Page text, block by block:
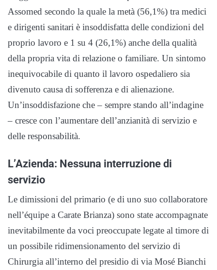
Assomed secondo la quale la metà (56,1%) tra medici
e dirigenti sanitari è insoddisfatta delle condizioni del
proprio lavoro e 1 su 4 (26,1%) anche della qualità
della propria vita di relazione o familiare. Un sintomo
inequivocabile di quanto il lavoro ospedaliero sia
divenuto causa di sofferenza e di alienazione.
Un’insoddisfazione che – sempre stando all’indagine
– cresce con l’aumentare dell’anzianità di servizio e
delle responsabilità.
L’Azienda: Nessuna interruzione di
servizio
Le dimissioni del primario (e di uno suo collaboratore
nell’équipe a Carate Brianza) sono state accompagnate
inevitabilmente da voci preoccupate legate al timore di
un possibile ridimensionamento del servizio di
Chirurgia all’interno del presidio di via Mosé Bianchi